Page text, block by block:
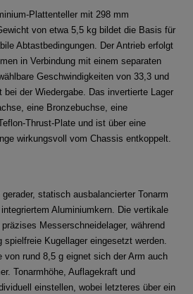
Plattenteller mit 298 mm
von etwa 5,5 kg bildet die Basis für
Abtastbedingungen. Der Antrieb erfolgt
in Verbindung mit einem separaten
Geschwindigkeiten von 33,3 und
der Wiedergabe. Das invertierte Lager
eine Bronzebuchse, eine
Thrust-Plate und ist über eine
wirkungsvoll vom Chassis entkoppelt.
statisch ausbalancierter Tonarm
Aluminiumkern. Die vertikale
Messerschneidelager, während
spielfreie Kugellager eingesetzt werden.
von rund 8,5 g eignet sich der Arm auch
Tonarmhöhe, Auflagekraft und
einstellen, wobei letzteres über ein